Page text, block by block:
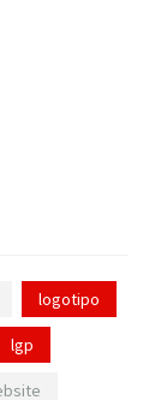
logotipo
lgp